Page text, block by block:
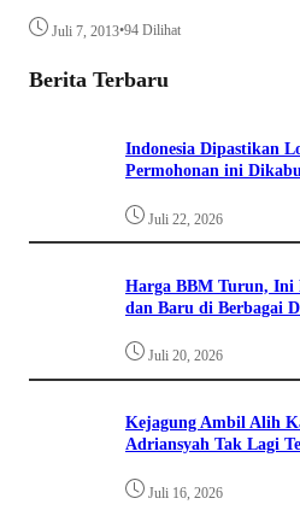
Juli 7, 2013•94 Dilihat
Berita Terbaru
Indonesia Dipastikan
Permohonan ini
Juli 22, 2026
Harga BBM Turun, Ini
dan Baru di Berbagai
Juli 20, 2026
Kejagung Ambil Alih
Adriansyah Tak Lagi
Juli 16, 2026